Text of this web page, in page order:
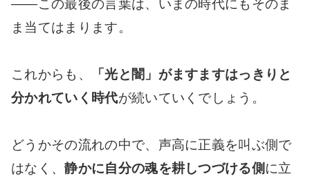
――この最後の言葉は、いまの時代にもそのま
ま当てはまります。
これからも、
「光と闇」がますますはっきりと
分かれていく時代が続いていくでしょう。
どうかその流れの中で、声高に正義を叫ぶ側で
はなく、静かに自分の魂を耕しつづける側に立